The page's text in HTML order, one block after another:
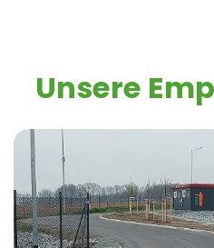
Unsere